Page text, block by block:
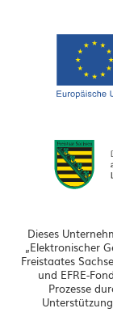
Dieses
„Elektronischer
Freistaates
und EFRE-
Prozesse